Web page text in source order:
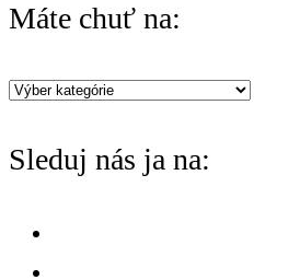
c
f
o
Máte chuť na:
Máte
na:
Sleduj nás ja na: